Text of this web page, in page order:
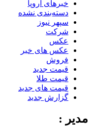
خبرهای اروپا
دسته‌بندی نشده
سپهر نیوز
شرکت
عکس
عکس های خبر
فروش
قیمت جدید
قیمت طلا
قیمت های جدید
گزارش جدید
مدیر :